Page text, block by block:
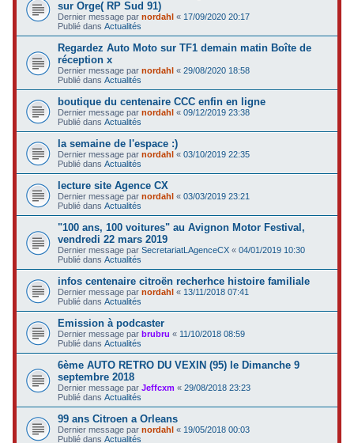
sur Orge( RP Sud 91)
Dernier message parnordahl « 17/09/2020 20:17
Publié dansActualités
Regardez Auto Moto sur TF1 demain matin Boîte de
réception x
Dernier message parnordahl «29/08/2020 18:58
Publié dansActualités
boutique du centenaire CCC enfin en ligne
Dernier message parnordahl «09/12/2019 23:38
Publié dansActualités
la semaine de l'espace :)
Dernier message parnordahl «03/10/2019 22:35
Publié dansActualités
lecture site Agence CX
Dernier message parnordahl «03/03/2019 23:21
Publié dansActualités
"100 ans, 100 voitures" au Avignon Motor Festival,
vendredi 22 mars 2019
Dernier message parSecretariatLAgenceCX «04/01/2019 10:30
Publié dansActualités
infos centenaire citroën recherhce histoire familiale
Dernier message parnordahl « 13/11/2018 07:41
Publié dansActualités
Emission à podcaster
Dernier message parbrubru « 11/10/2018 08:59
Publié dansActualités
6ème AUTO RETRO DU VEXIN (95) le Dimanche 9
septembre 2018
Dernier message parJeffcxm «29/08/2018 23:23
Publié dansActualités
99 ans Citroen a Orleans
Dernier message parnordahl « 19/05/2018 00:03
Publié dansActualités